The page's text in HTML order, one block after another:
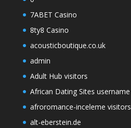
7ABET Casino
8ty8 Casino
acousticboutique.co.uk
admin
Adult Hub visitors
African Dating Sites username
afroromance-inceleme visitors
alt-eberstein.de